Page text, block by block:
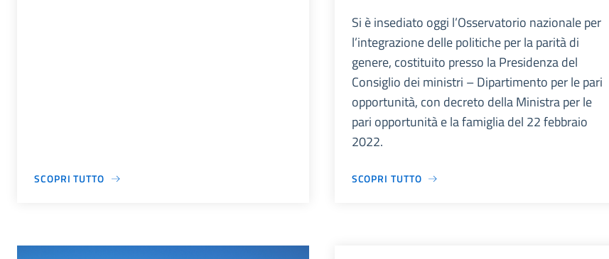
SCOPRI TUTTO
Si è insediato oggi l’Osservatorio nazionale per
l’integrazione delle politiche per la parità di
genere, costituito presso la Presidenza del
Consiglio dei ministri – Dipartimento per le pari
opportunità, con decreto della Ministra per le
pari opportunità e la famiglia del 22 febbraio
2022.
SCOPRI TUTTO